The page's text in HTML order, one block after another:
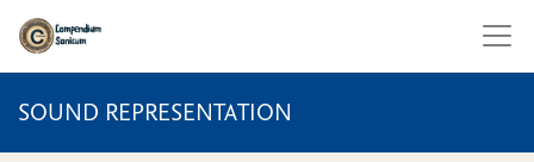
SOUND REPRESENTATION